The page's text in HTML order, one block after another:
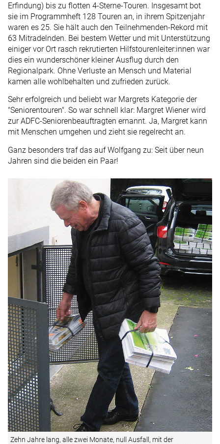
Erfindung) bis zu flotten 4-Sterne-Touren. Insgesamt bot
sie im Programmheft 128 Touren an, in ihrem Spitzenjahr
waren es 25. Sie hält auch den Teilnehmenden-Rekord mit
63 Mitradelnden. Bei bestem Wetter und mit Unterstützung
einiger vor Ort rasch rekrutierten Hilfstourenleiter:innen war
dies ein wunderschöner kleiner Ausflug durch den
Regionalpark. Ohne Verluste an Mensch und Material
kamen alle wohlbehalten und zufrieden zurück.
Sehr erfolgreich und beliebt war Margrets Kategorie der
"Seniorentouren". So war schnell klar: Margret Wiener wird
zur ADFC-Seniorenbeauftragten ernannt. Ja, Margret kann
mit Menschen umgehen und zieht sie regelrecht an.
Ganz besonders traf das auf Wolfgang zu: Seit über neun
Jahren sind die beiden ein Paar!
Zehn Jahre lang, alle zwei Monate, null Ausfall, mit der